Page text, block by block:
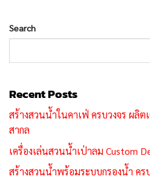
Search
Recent Posts
สร้างสวนน้ำในคาเฟ่ ครบวงจร ผลิ
สากล
เครื่องเล่นสวนน้ำเป่าลม Custom
สร้างสวนน้ำพร้อมระบบกรองน้ำ คร